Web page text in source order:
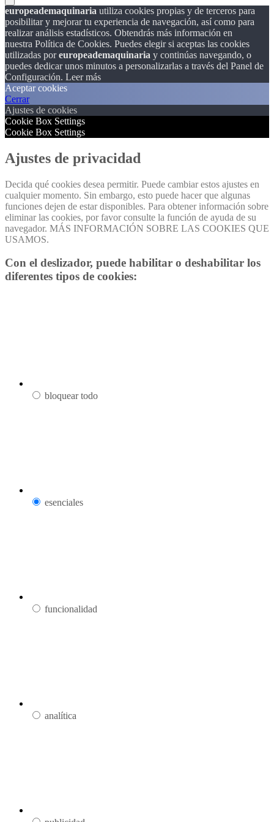
europeademaquinaria utiliza cookies propias y de terceros para
posibilitar y mejorar tu experiencia de navegación, así como para
realizar análisis estadísticos. Obtendrás más información en
nuestra Política de Cookies. Puedes elegir si aceptas las cookies
utilizadas poreuropeademaquinaria y continúas navegando, o
puedes dedicar unos minutos a personalizarlas a través del Panel de
Configuración. Leer más
Aceptar cookies
Cerrar
Ajustes de cookies
Cookie Box Settings
Cookie Box Settings
Ajustes de privacidad
Decida qué cookies desea permitir. Puede cambiar estos ajustes en
cualquier momento. Sin embargo, esto puede hacer que algunas
funciones dejen de estar disponibles. Para obtener información sobre
eliminar las cookies, por favor consulte la función de ayuda de su
navegador. MÁS INFORMACIÓN SOBRE LAS COOKIES QUE
USAMOS.
Con el deslizador, puede habilitar o deshabilitar los
diferentes tipos de cookies:
bloquear todo
esenciales
funcionalidad
analítica